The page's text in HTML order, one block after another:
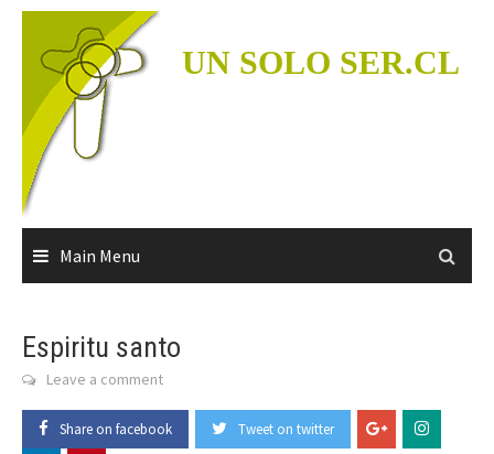
Skip
content
UN SOLO SER.CL
Main Menu
Espiritu santo
Leave a comment
Share on facebook Tweet on twitter